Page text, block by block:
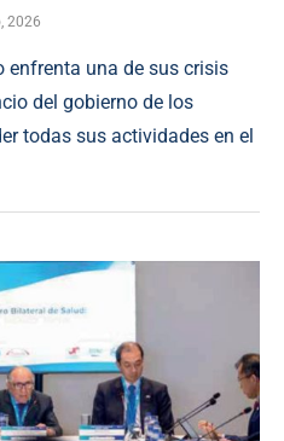
2026
enfrenta una de sus crisis
del gobierno de los
todas sus actividades en el